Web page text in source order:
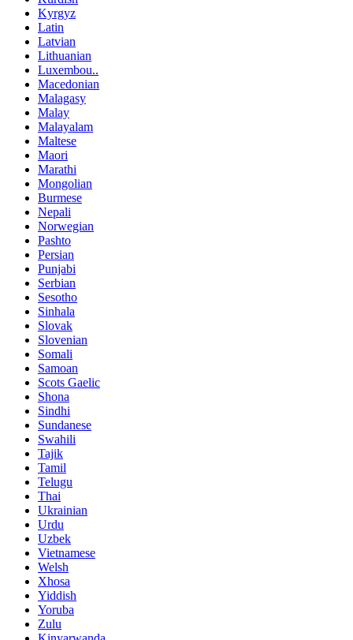
Kyrgyz
Latin
Latvian
Lithuanian
Luxembou..
Macedonian
Malagasy
Malay
Malayalam
Maltese
Maori
Marathi
Mongolian
Burmese
Nepali
Norwegian
Pashto
Persian
Punjabi
Serbian
Sesotho
Sinhala
Slovak
Slovenian
Somali
Samoan
Scots Gaelic
Shona
Sindhi
Sundanese
Swahili
Tajik
Tamil
Telugu
Thai
Ukrainian
Urdu
Uzbek
Vietnamese
Welsh
Xhosa
Yiddish
Yoruba
Zulu